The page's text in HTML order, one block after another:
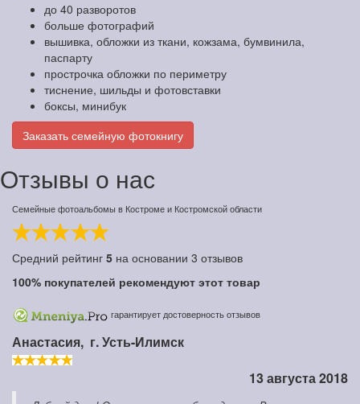
до 40 разворотов
больше фотографий
вышивка, обложки из ткани, кожзама, бумвинила,
паспарту
прострочка обложки по периметру
тиснение, шильды и фотовставки
боксы, минибук
Заказать семейную фотокнигу
Отзывы о нас
Семейные фотоальбомы в Костроме и Костромской области
Средний рейтинг 5 на основании 3 отзывов
100% покупателей рекомендуют этот товар
гарантирует достоверность отзывов
Анастасия, г. Усть-Илимск
13 августа 2018